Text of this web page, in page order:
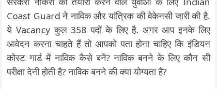
Coast Guard ने नाविक और यांत्रिक की वेकेनसी जारी की है.
ये Vacancy कुल 358 पदों के लिए है. अगर आप इनके लिए
आवेदन करना चाहते हैं तो आपको पता होना चाहिए कि इंडियन
कोस्ट गार्ड में नाविक कैसे बनें? नाविक बनने के लिए कौन सी
परीक्षा देनी होती है? नाविक बनने की क्या योग्यता है?